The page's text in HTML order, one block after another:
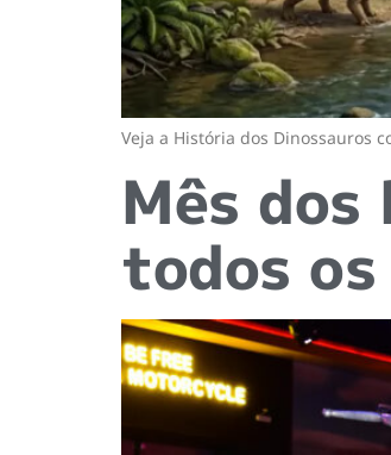
Veja a História dos Dinossauros
Mês
todos